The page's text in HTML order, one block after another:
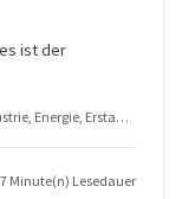
ist der
Energie Erstausrüster (OEMs)
7 Minute(n) Lesedauer